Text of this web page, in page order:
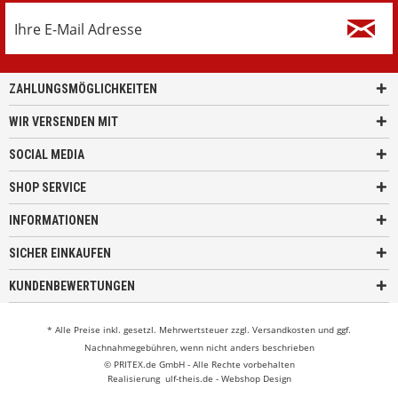
ZAHLUNGSMÖGLICHKEITEN
WIR VERSENDEN MIT
SOCIAL MEDIA
SHOP SERVICE
INFORMATIONEN
SICHER EINKAUFEN
KUNDENBEWERTUNGEN
* Alle Preise inkl. gesetzl. Mehrwertsteuer zzgl. Versandkosten und ggf.
Nachnahmegebühren, wenn nicht anders beschrieben
© PRITEX.de GmbH - Alle Rechte vorbehalten
Realisierung ulf-theis.de - Webshop Design